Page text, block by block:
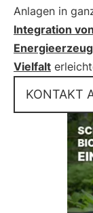
Anlagen in
Integration
Vielfalt
KONTAKT